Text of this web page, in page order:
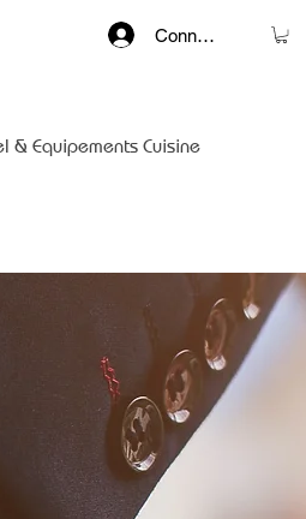
Connexion
& Equipements Cuisine